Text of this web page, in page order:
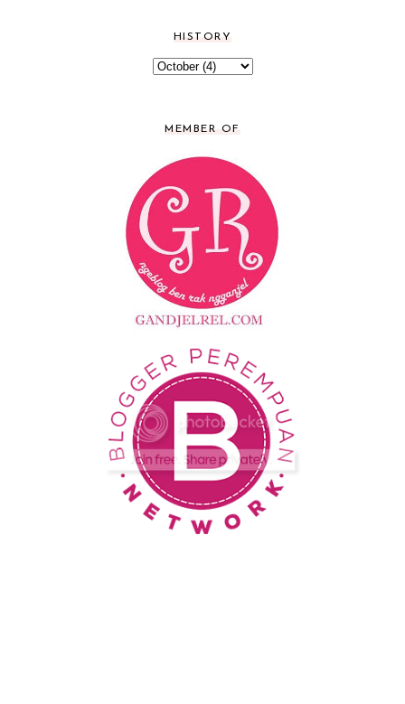
HISTORY
MEMBER OF